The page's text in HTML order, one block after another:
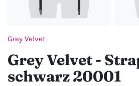
Grey Velvet
Grey Velvet -
schwarz 20001